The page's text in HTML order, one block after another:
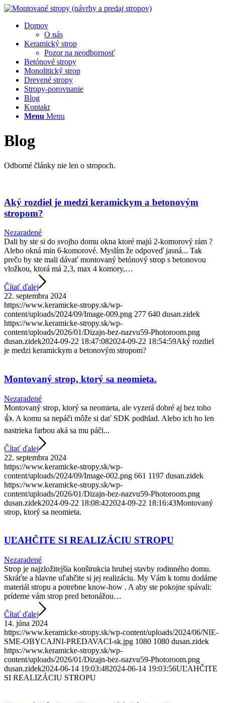
Domov
O nás
Keramický strop
Pozor na neodbornosť
Betónové stropy
Monolitický strop
Drevené stropy
Stropy-porovnanie
Blog
Kontakt
Menu Menu
Blog
Odborné články nie len o stropoch.
Aký rozdiel je medzi keramickym a betonovým
stropom?
Nezaradené
Dali by ste si do svojho domu okna ktoré majú 2-komorový rám ?
Alebo okná min 6-komorové. Myslím že odpoveď jasná... Tak
prečo by ste mali dávať montovaný betónový strop s betonovou
vložkou, ktorá má 2,3, max 4 komory,…
Čítať ďalej
22. septembra 2024
https://www.keramicke-stropy.sk/wp-
content/uploads/2024/09/Image-009.png 277 640 dusan.zidek
https://www.keramicke-stropy.sk/wp-
content/uploads/2026/01/Dizajn-bez-nazvu59-Photoroom.png
dusan.zidek2024-09-22 18:47:082024-09-22 18:54:59Aký rozdiel
je medzi keramickym a betonovým stropom?
Montovaný strop, ktorý sa neomieta.
Nezaradené
Montovaný strop, ktorý sa neomieta, ale vyzerá dobré aj bez toho
👍. A komu sa nepáči môže si dať SDK podhlad. Alebo ich ho len
nastrieka farbou aká sa mu páči...
Čítať ďalej
22. septembra 2024
https://www.keramicke-stropy.sk/wp-
content/uploads/2024/09/Image-002.png 661 1197 dusan.zidek
https://www.keramicke-stropy.sk/wp-
content/uploads/2026/01/Dizajn-bez-nazvu59-Photoroom.png
dusan.zidek2024-09-22 18:08:422024-09-22 18:16:43Montovaný
strop, ktorý sa neomieta.
UĽAHČITE SI REALIZÁCIU STROPU
Nezaradené
Strop je najzložitejšia konštrukcia hrubej stavby rodinného domu.
Skráťte a hlavne uľahčite si jej realizáciu. My Vám k tomu dodáme
materiál stropu a potrebne know-how . A aby ste pokojne spávali:
prídeme vám strop pred betonážou…
Čítať ďalej
14. júna 2024
https://www.keramicke-stropy.sk/wp-content/uploads/2024/06/NIE-
SME-OBYCAJNI-PREDAVACI-sk.jpg 1080 1080 dusan.zidek
https://www.keramicke-stropy.sk/wp-
content/uploads/2026/01/Dizajn-bez-nazvu59-Photoroom.png
dusan.zidek2024-06-14 19:03:482024-06-14 19:03:56UĽAHČITE
SI REALIZÁCIU STROPU